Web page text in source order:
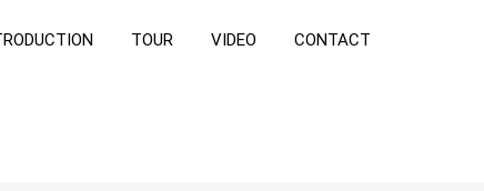
TOUR VIDEO CONTACT